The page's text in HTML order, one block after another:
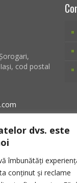
dvs. este
îmbunătăți
conținut și reclame
cod postal